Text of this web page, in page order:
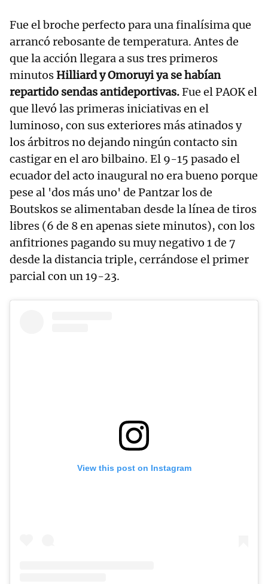
Fue el broche perfecto para una finalísima que
arrancó rebosante de temperatura. Antes de
que la acción llegara a sus tres primeros
minutos Hilliard y Omoruyi ya se habían
repartido sendas antideportivas.Fue el PAOK el
que llevó las primeras iniciativas en el
luminoso, con sus exteriores más atinados y
los árbitros no dejando ningún contacto sin
castigar en el aro bilbaino. El 9-15 pasado el
ecuador del acto inaugural no era bueno porque
pese al 'dos más uno' de Pantzar los de
Boutskos se alimentaban desde la línea de tiros
libres (6 de 8 en apenas siete minutos), con los
anfitriones pagando su muy negativo 1 de 7
desde la distancia triple, cerrándose el primer
parcial con un 19-23.
View this post on Instagram